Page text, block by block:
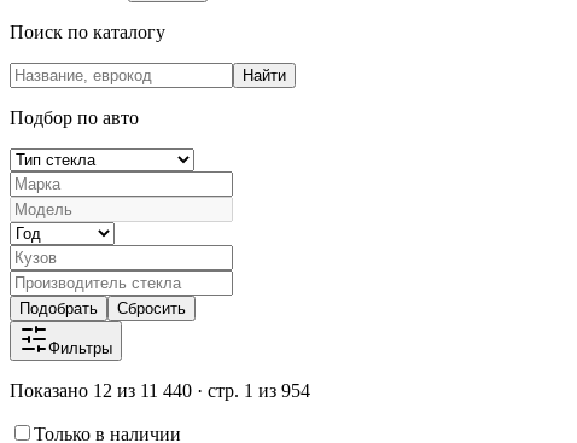
Поиск по каталогу
Найти
Подбор по авто
Подобрать Сбросить
Фильтры
Показано 12 из 11 440 · стр. 1 из 954
Только в наличии